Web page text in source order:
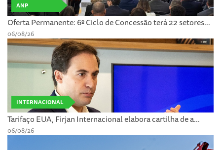
ANP
Oferta Permanente: 6º Ciclo de Concessão terá 22 setores...
06/08/26
INTERNACIONAL
Tarifaço EUA, Firjan Internacional elabora cartilha de a...
06/08/26